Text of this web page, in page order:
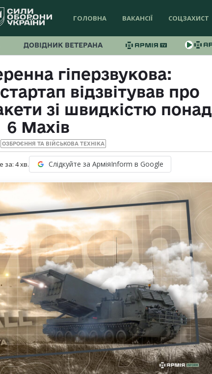
ГОЛОВНА ВАКАНСІЇ СОЦЗАХИСТ
ДОВІДНИК ВЕТЕРАНА
гіперзвукова:
відзвітував про
зі швидкістю понад
6 Махів
ОЗБРОЄННЯ ТА ВІЙСЬКОВА ТЕХНІКА
за: 4хв. Слідкуйте за АрміяInform в Google